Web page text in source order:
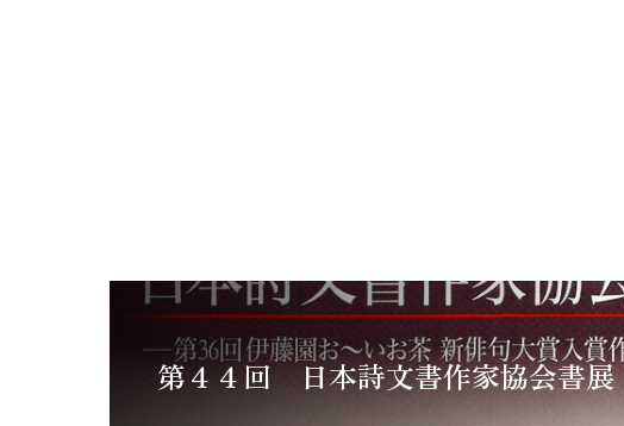
第４４回 日本詩文書作家協会書展